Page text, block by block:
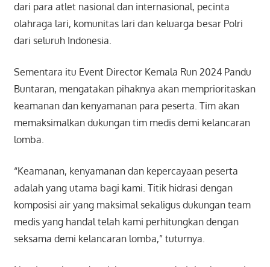
dari para atlet nasional dan internasional, pecinta
olahraga lari, komunitas lari dan keluarga besar Polri
dari seluruh Indonesia.
Sementara itu Event Director Kemala Run 2024 Pandu
Buntaran, mengatakan pihaknya akan memprioritaskan
keamanan dan kenyamanan para peserta. Tim akan
memaksimalkan dukungan tim medis demi kelancaran
lomba.
“Keamanan, kenyamanan dan kepercayaan peserta
adalah yang utama bagi kami. Titik hidrasi dengan
komposisi air yang maksimal sekaligus dukungan team
medis yang handal telah kami perhitungkan dengan
seksama demi kelancaran lomba,” tuturnya.